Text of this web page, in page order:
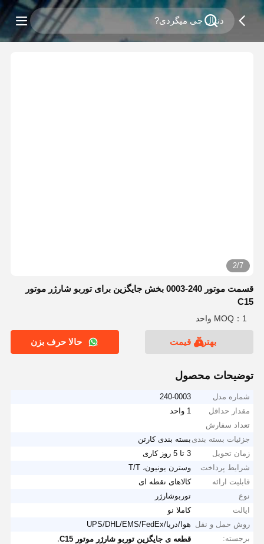
2/7
قسمت موتور 240-0003 بخش جایگزین برای توربو شارژر موتور
C15
MOQ：1 واحد
بهترین قیمت حالا حرف بزن
توضیحات محصول
شماره مدل
240-0003
مقدار حداقل
تعداد سفارش
1 واحد
جزئیات بسته بندی بسته بندی کارتن
زمان تحویل
3 تا 5 روز کاری
شرایط پرداخت
وسترن یونیون، T/T
قابلیت ارائه
کالاهای نقطه ای
نوع
توربوشارژر
ایالت
کاملا نو
روش حمل و نقل هوا/دریا/UPS/DHL/EMS/FedEx
برجسته:
قطعه ی جایگزین توربو شارژر موتور C15